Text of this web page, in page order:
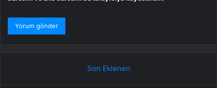
Son Eklenen